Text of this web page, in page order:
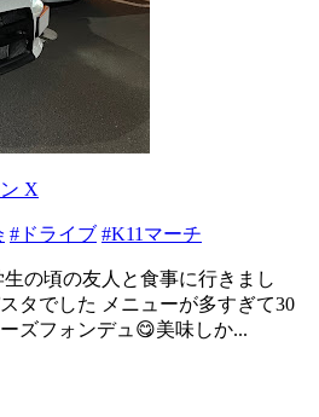
X
#ドライブ #K11マーチ
の頃の友人と食事に行きまし
タでした メニューが多すぎて30
ズフォンデュ😋美味しか...